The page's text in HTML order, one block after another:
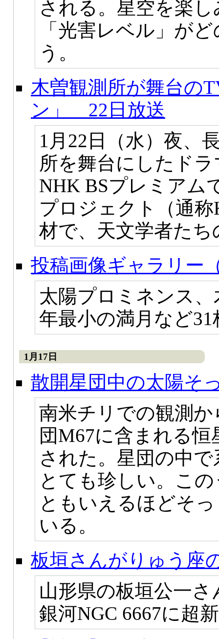
される。星空を楽
「光害レベル」が
う。
木曽観測所が舞台の
ン」 22日放送
1月22日（水）夜、
所を舞台にしたド
NHK BSプレミアム
プロジェクト（通
材で、天文学者た
投稿画像ギャラリー
太陽プロミネンス
年最小の満月など
1月17日
散開星団中の太陽そ
南米チリでの観測
団M67に含まれる
された。星団の中
とても珍しい。こ
ともいえるほどそ
いる。
板垣さんがりゅう座
山形県の板垣公一
銀河NGC 6667に超